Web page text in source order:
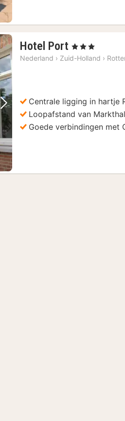
Volgende foto
Hotel Port 1
nacht
, 3 Sterren
Nederland › Zuid-Holland ›
Centrale ligging in hartje
Loopafstand van Markthal
Goede verbindingen met